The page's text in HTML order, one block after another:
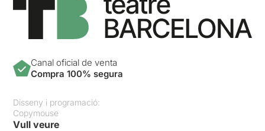
Canal oficial de venta
Compra 100% segura
Disseny i programació:
Copymouse
Vull veure